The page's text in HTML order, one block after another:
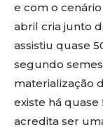
e com o
abril cria junto
assistiu quase
segundo
materialização
existe há
acredita ser